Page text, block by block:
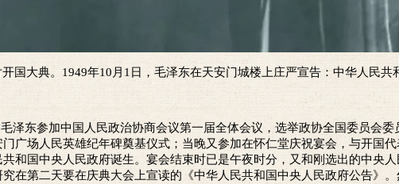
开国大典。1949年10月1日，毛泽东在天安门城楼上庄严宣告：中华人民共
泽东参加中国人民政治协商会议第一届全体会议，选举政协全国委员会委
门广场人民英雄纪年碑奠基仪式；当晚又参加在怀仁堂庆祝宴会，与开国
和国中央人民政府诞生。宴会结束时已是午夜时分，又和刚选出的中央
在第二天要在庆典大会上宣读的《中华人民共和国中央人民政府公告》